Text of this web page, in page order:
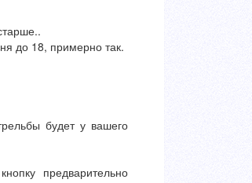
до 18, примерно так.
будет у вашего
предварительно